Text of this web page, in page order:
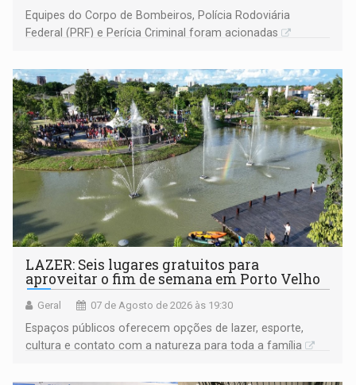
Equipes do Corpo de Bombeiros, Polícia Rodoviária
Federal (PRF) e Perícia Criminal foram acionadas
LAZER: Seis lugares gratuitos para
aproveitar o fim de semana em Porto Velho
Geral 07 de Agosto de 2026 às 19:30
Espaços públicos oferecem opções de lazer, esporte,
cultura e contato com a natureza para toda a família